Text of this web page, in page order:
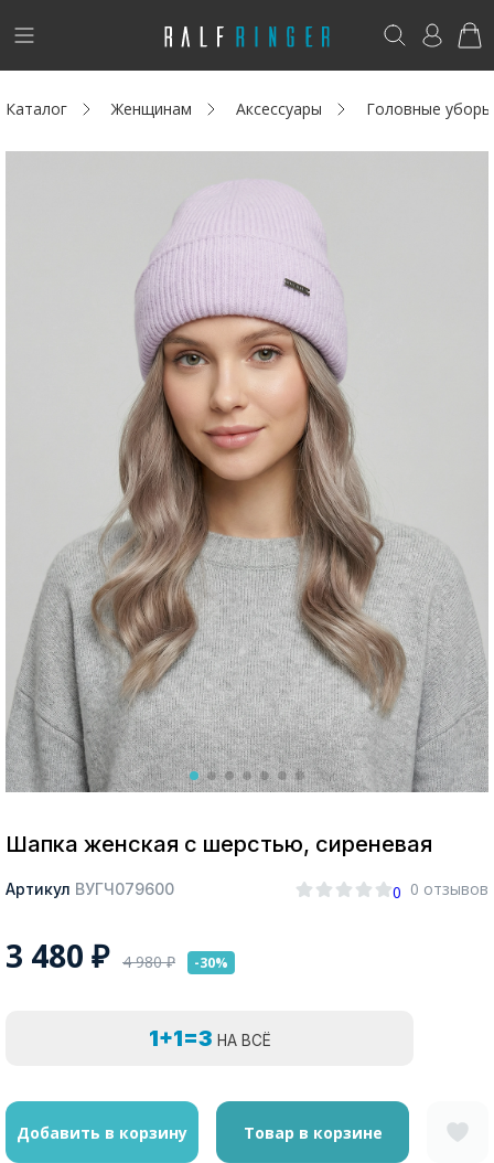
!
Новинки
Акции / Новости
Адреса магазинов
Москва
Да, все верно Изменить город
О компании
Возникли вопросы? - club@ralf.ru
Каталог Женщинам Аксессуары Головные уборы
Шапка женская с шерстью, сиреневая
Артикул ВУГЧ079600 0 0 отзывов
3 480 ₽ 4 980₽ -30%
1+1=3 НА ВСЁ
Добавить в корзину Товар в корзине